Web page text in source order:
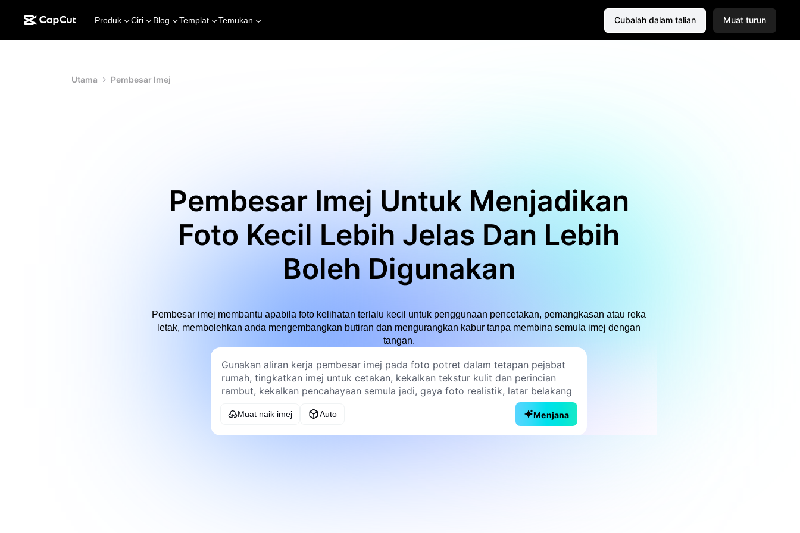
Produk Ciri Blog Templat Temukan Cubalah dalam talian Muat turun
Utama Pembesar Imej
Pembesar Imej Untuk Menjadikan
Foto Kecil Lebih Jelas Dan Lebih
Boleh Digunakan
Pembesar imej membantu apabila foto kelihatan terlalu kecil untuk penggunaan pencetakan, pemangkasan atau reka
letak, membolehkan anda mengembangkan butiran dan mengurangkan kabur tanpa membina semula imej dengan
tangan.
Muat naik imej Auto Menjana